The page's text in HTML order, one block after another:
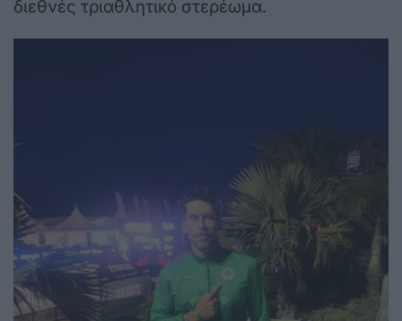
διεθνές τριαθλητικό στερέωμα.